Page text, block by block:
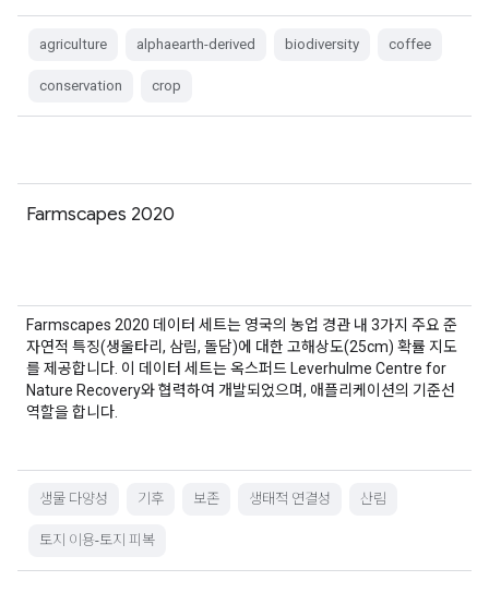
agriculture alphaearth-derived biodiversity coffee
conservation crop
Farmscapes 2020
Farmscapes 2020 데이터 세트는 영국의 농업 경관 내 3가지 주요 준
자연적 특징(생울타리, 삼림, 돌담)에 대한 고해상도(25cm) 확률 지도
를 제공합니다. 이 데이터 세트는 옥스퍼드 Leverhulme Centre for
Nature Recovery와 협력하여 개발되었으며, 애플리케이션의 기준선
역할을 합니다.
생물 다양성 기후 보존 생태적 연결성 산림
토지 이용-토지 피복